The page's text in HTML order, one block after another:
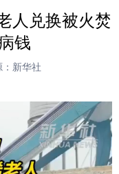
本网原创
教育
图片
云南故事
人兑换被火焚
钱
新华社